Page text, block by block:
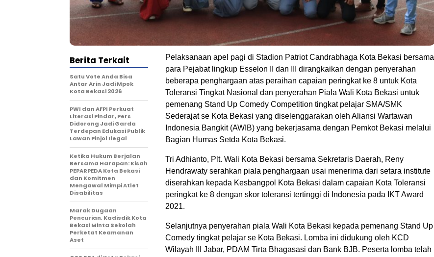
Pelaksanaan apel pagi di Stadion Patriot Candrabhaga Kota Bekasi bersama
para Pejabat lingkup Esselon II dan III dirangkaikan dengan penyerahan
beberapa penghargaan atas peraihan capaian peringkat ke 8 untuk Kota
Toleransi Tingkat Nasional dan penyerahan Piala Wali Kota Bekasi untuk
pemenang Stand Up Comedy Competition tingkat pelajar SMA/SMK
Sederajat se Kota Bekasi yang diselenggarakan oleh Aliansi Wartawan
Indonesia Bangkit (AWIB) yang bekerjasama dengan Pemkot Bekasi melalui
Bagian Humas Setda Kota Bekasi.
Tri Adhianto, Plt. Wali Kota Bekasi bersama Sekretaris Daerah, Reny
Hendrawaty serahkan piala penghargaan usai menerima dari setara institute
diserahkan kepada Kesbangpol Kota Bekasi dalam capaian Kota Toleransi
peringkat ke 8 dengan skor toleransi tertinggi di Indonesia pada IKT Award
2021.
Selanjutnya penyerahan piala Wali Kota Bekasi kepada pemenang Stand Up
Comedy tingkat pelajar se Kota Bekasi. Lomba ini didukung oleh KCD
Wilayah III Jabar, PDAM Tirta Bhagasasi dan Bank BJB. Peserta lomba telah
Berita Terkait
Satu Vote Anda Bisa
Antar Arin Jadi Mpok
Kota Bekasi 2026
PWI dan AFPI Perkuat
Literasi Pindar, Pers
Didorong Jadi Garda
Terdepan Edukasi Publik
Lawan Pinjol Ilegal
Ketika Hukum Berjalan
Bersama Harapan: Kisah
PEPARPEDA Kota Bekasi
dan Komitmen
Mengawal Mimpi Atlet
Disabilitas
‎Marak Dugaan
Pencurian, Kadisdik Kota
Bekasi Minta Sekolah
Perketat Keamanan
Aset